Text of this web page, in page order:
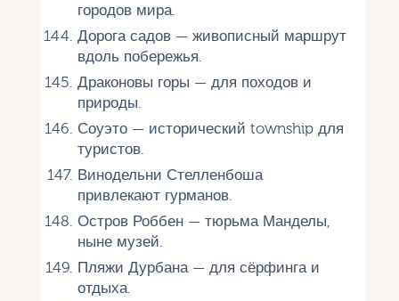
городов мира.
Дорога садов — живописный маршрут
вдоль побережья.
Драконовы горы — для походов и
природы.
Соуэто — исторический township для
туристов.
Винодельни Стелленбоша
привлекают гурманов.
Остров Роббен — тюрьма Манделы,
ныне музей.
Пляжи Дурбана — для сёрфинга и
отдыха.